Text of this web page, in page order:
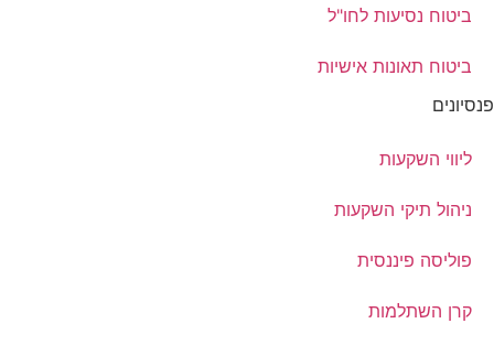
ביטוח נסיעות לחו"ל
ביטוח תאונות אישיות
פנסיונים
ליווי השקעות
ניהול תיקי השקעות
פוליסה פיננסית
קרן השתלמות